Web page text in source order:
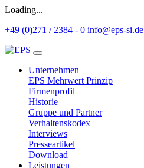
Loading...
+49 (0)271 / 2384 - 0 info@eps-si.de
Unternehmen
EPS Mehrwert Prinzip
Firmenprofil
Historie
Gruppe und Partner
Verhaltenskodex
Interviews
Presseartikel
Download
Leistungen